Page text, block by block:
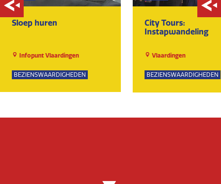
Sloep huren
Infopunt Vlaardingen
BEZIENSWAARDIGHEDEN
City Tours:
Instapwandeling
Vlaardingen
BEZIENSWAARDIGHEDEN